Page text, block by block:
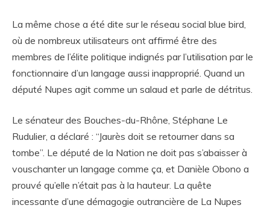
La même chose a été dite sur le réseau social blue bird,
où de nombreux utilisateurs ont affirmé être des
membres de l’élite politique indignés par l’utilisation par le
fonctionnaire d’un langage aussi inapproprié. Quand un
député Nupes agit comme un salaud et parle de détritus.
Le sénateur des Bouches-du-Rhône, Stéphane Le
Rudulier, a déclaré : “Jaurès doit se retourner dans sa
tombe”. Le député de la Nation ne doit pas s’abaisser à
vouschanter un langage comme ça, et Danièle Obono a
prouvé qu’elle n’était pas à la hauteur. La quête
incessante d’une démagogie outrancière de La Nupes